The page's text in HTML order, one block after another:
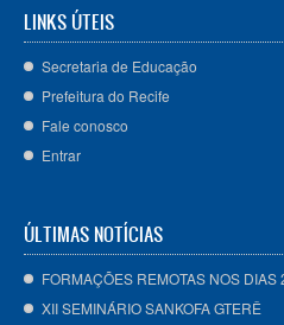
LINKS ÚTEIS
Secretaria de Educação
Prefeitura do Recife
Fale conosco
Entrar
ÚLTIMAS NOTÍCIAS
FORMAÇÕES REMOTAS NOS
XII SEMINÁRIO SANKOFA GTERÊ